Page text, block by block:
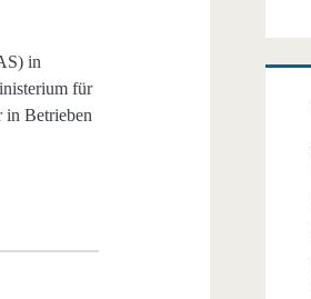
in
für
Betrieben